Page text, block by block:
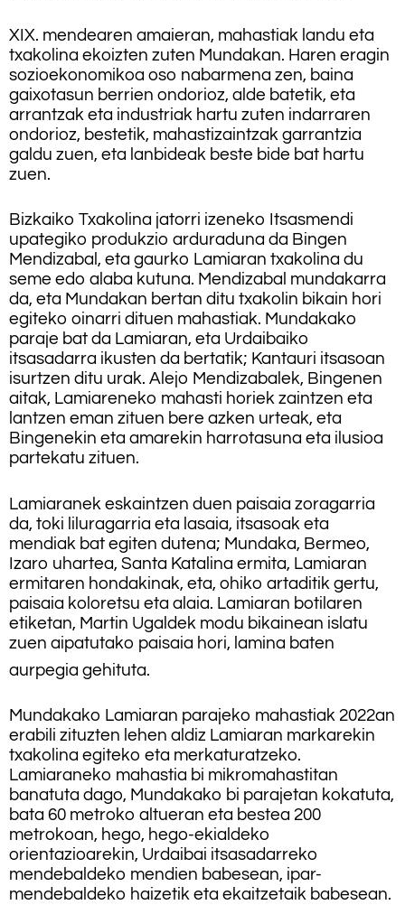
XIX. mendearen amaieran, mahastiak landu eta
txakolina ekoizten zuten Mundakan. Haren eragin
sozioekonomikoa oso nabarmena zen, baina
gaixotasun berrien ondorioz, alde batetik, eta
arrantzak eta industriak hartu zuten indarraren
ondorioz, bestetik, mahastizaintzak garrantzia
galdu zuen, eta lanbideak beste bide bat hartu
zuen.
Bizkaiko Txakolina jatorri izeneko Itsasmendi
upategiko produkzio arduraduna da Bingen
Mendizabal, eta gaurko Lamiaran txakolina du
seme edo alaba kutuna. Mendizabal mundakarra
da, eta Mundakan bertan ditu txakolin bikain hori
egiteko oinarri dituen mahastiak. Mundakako
paraje bat da Lamiaran, eta Urdaibaiko
itsasadarra ikusten da bertatik; Kantauri itsasoan
isurtzen ditu urak. Alejo Mendizabalek, Bingenen
aitak, Lamiareneko mahasti horiek zaintzen eta
lantzen eman zituen bere azken urteak, eta
Bingenekin eta amarekin harrotasuna eta ilusioa
partekatu zituen.
Lamiaranek eskaintzen duen paisaia zoragarria
da, toki liluragarria eta lasaia, itsasoak eta
mendiak bat egiten dutena; Mundaka, Bermeo,
Izaro uhartea, Santa Katalina ermita, Lamiaran
ermitaren hondakinak, eta, ohiko artaditik gertu,
paisaia koloretsu eta alaia. Lamiaran botilaren
etiketan, Martin Ugaldek modu bikainean islatu
zuen aipatutako paisaia hori, lamina baten
aurpegia gehituta.
Mundakako Lamiaran parajeko mahastiak 2022an
erabili zituzten lehen aldiz Lamiaran markarekin
txakolina egiteko eta merkaturatzeko.
Lamiaraneko mahastia bi mikromahastitan
banatuta dago, Mundakako bi parajetan kokatuta,
bata 60 metroko altueran eta bestea 200
metrokoan, hego, hego-ekialdeko
orientazioarekin, Urdaibai itsasadarreko
mendebaldeko mendien babesean, ipar-
mendebaldeko haizetik eta ekaitzetaik babesean.